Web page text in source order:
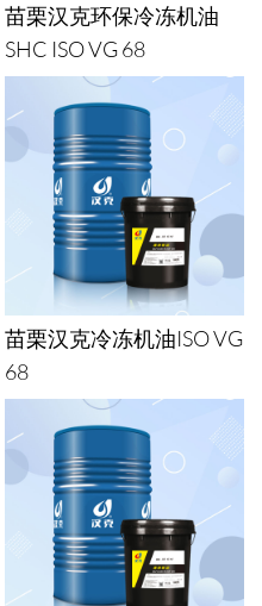
苗栗汉克环保冷冻机油
SHC ISO VG 68
苗栗汉克冷冻机油ISO VG
68